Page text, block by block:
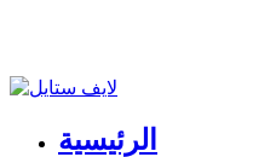
الرئيسية